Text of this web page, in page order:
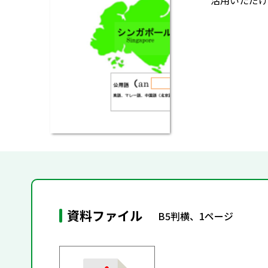
資料ファイル B5判横、1ページ